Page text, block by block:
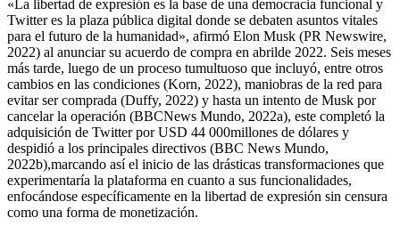
«La libertad de expresión es la base de una democracia funcional y
Twitter es la plaza pública digital donde se debaten asuntos vitales
para el futuro de la humanidad», afirmó Elon Musk (PR Newswire,
2022) al anunciar su acuerdo de compra en abrilde 2022. Seis meses
más tarde, luego de un proceso tumultuoso que incluyó, entre otros
cambios en las condiciones (Korn, 2022), maniobras de la red para
evitar ser comprada (Duffy, 2022) y hasta un intento de Musk por
cancelar la operación (BBCNews Mundo, 2022a), este completó la
adquisición de Twitter por USD 44 000millones de dólares y
despidió a los principales directivos (BBC News Mundo,
2022b),marcando así el inicio de las drásticas transformaciones que
experimentaría la plataforma en cuanto a sus funcionalidades,
enfocándose específicamente en la libertad de expresión sin censura
como una forma de monetización.